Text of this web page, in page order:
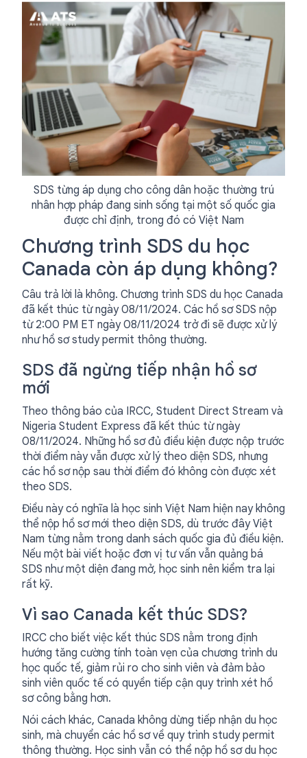
SDS từng áp dụng cho công dân hoặc thường trú
nhân hợp pháp đang sinh sống tại một số quốc gia
được chỉ định, trong đó có Việt Nam
Chương trình SDS du học
Canada còn áp dụng không?
Câu trả lời là không. Chương trình SDS du học Canada
đã kết thúc từ ngày 08/11/2024. Các hồ sơ SDS nộp
từ 2:00 PM ET ngày 08/11/2024 trở đi sẽ được xử lý
như hồ sơ study permit thông thường.
SDS đã ngừng tiếp nhận hồ sơ
mới
Theo thông báo của IRCC, Student Direct Stream và
Nigeria Student Express đã kết thúc từ ngày
08/11/2024. Những hồ sơ đủ điều kiện được nộp trước
thời điểm này vẫn được xử lý theo diện SDS, nhưng
các hồ sơ nộp sau thời điểm đó không còn được xét
theo SDS.
Điều này có nghĩa là học sinh Việt Nam hiện nay không
thể nộp hồ sơ mới theo diện SDS, dù trước đây Việt
Nam từng nằm trong danh sách quốc gia đủ điều kiện.
Nếu một bài viết hoặc đơn vị tư vấn vẫn quảng bá
SDS như một diện đang mở, học sinh nên kiểm tra lại
rất kỹ.
Vì sao Canada kết thúc SDS?
IRCC cho biết việc kết thúc SDS nằm trong định
hướng tăng cường tính toàn vẹn của chương trình du
học quốc tế, giảm rủi ro cho sinh viên và đảm bảo
sinh viên quốc tế có quyền tiếp cận quy trình xét hồ
sơ công bằng hơn.
Nói cách khác, Canada không dừng tiếp nhận du học
sinh, mà chuyển các hồ sơ về quy trình study permit
thông thường. Học sinh vẫn có thể nộp hồ sơ du học